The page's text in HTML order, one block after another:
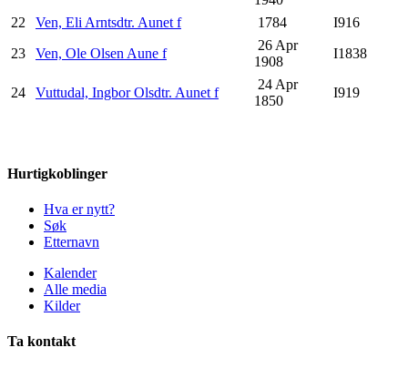
22
Ven, Eli Arntsdtr. Aunet f 1784
I916
23
Ven, Ole Olsen Aune f
26 Apr
1908
I1838
24 Vuttudal, Ingbor Olsdtr. Aunet f
24 Apr
1850
I919
Hurtigkoblinger
Hva er nytt?
Søk
Etternavn
Kalender
Alle media
Kilder
Ta kontakt